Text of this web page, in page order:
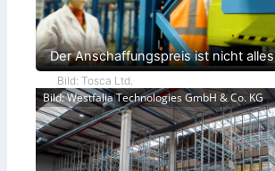
Der Anschaffungspreis ist nicht alles
Bild: Tosca Ltd.
Bild: Westfalia Technologies GmbH & Co. KG